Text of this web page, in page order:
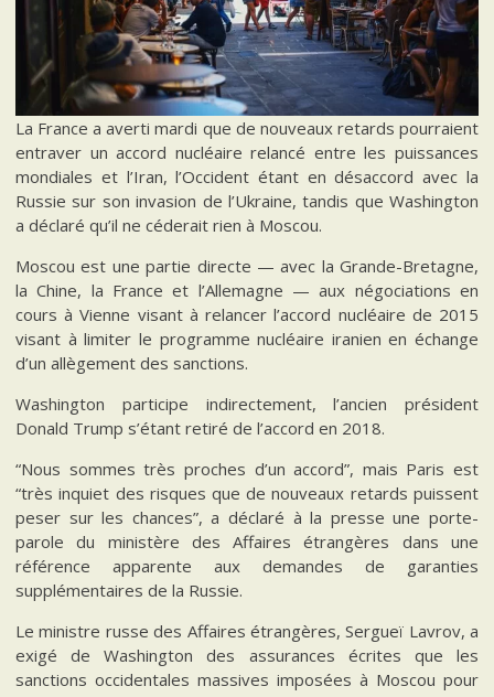
La France a averti mardi que de nouveaux retards pourraient
entraver un accord nucléaire relancé entre les puissances
mondiales et l’Iran, l’Occident étant en désaccord avec la
Russie sur son invasion de l’Ukraine, tandis que Washington
a déclaré qu’il ne céderait rien à Moscou.
Moscou est une partie directe — avec la Grande-Bretagne,
la Chine, la France et l’Allemagne — aux négociations en
cours à Vienne visant à relancer l’accord nucléaire de 2015
visant à limiter le programme nucléaire iranien en échange
d’un allègement des sanctions.
Washington participe indirectement, l’ancien président
Donald Trump s’étant retiré de l’accord en 2018.
“Nous sommes très proches d’un accord”, mais Paris est
“très inquiet des risques que de nouveaux retards puissent
peser sur les chances”, a déclaré à la presse une porte-
parole du ministère des Affaires étrangères dans une
référence apparente aux demandes de garanties
supplémentaires de la Russie.
Le ministre russe des Affaires étrangères, Sergueï Lavrov, a
exigé de Washington des assurances écrites que les
sanctions occidentales massives imposées à Moscou pour